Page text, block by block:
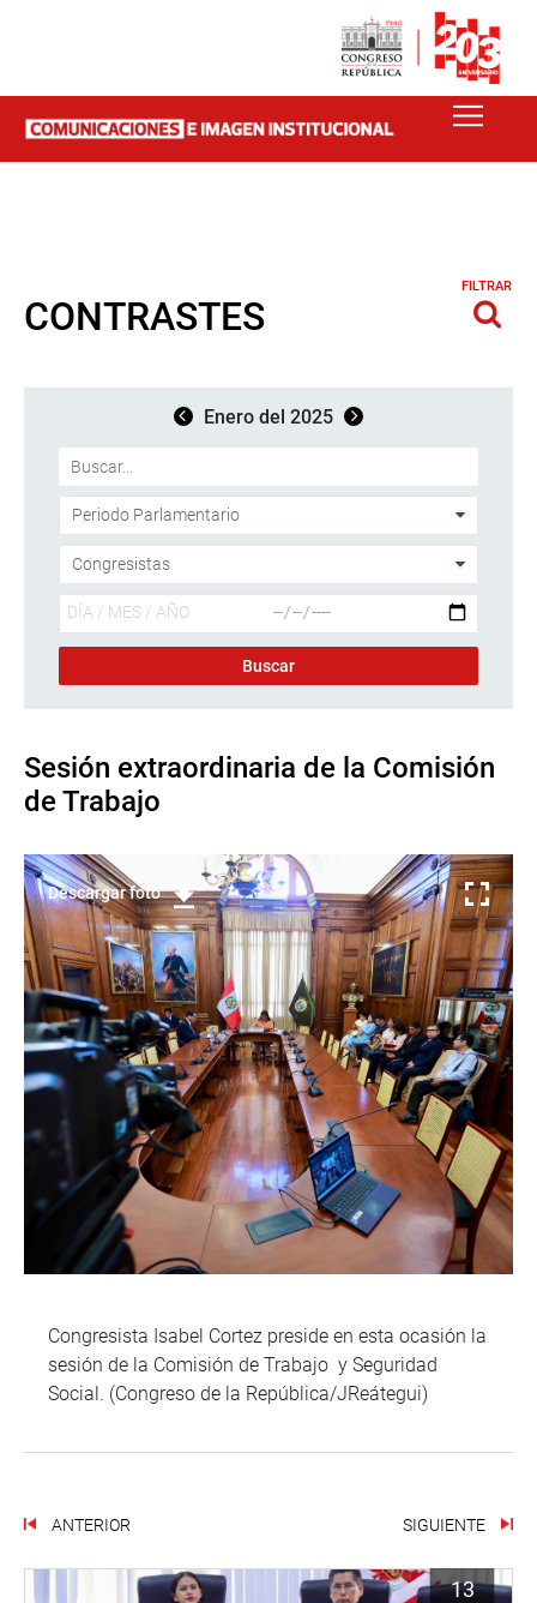
CONTRASTES
FILTRAR
Enero del 2025
Sesión extraordinaria de la Comisión
de Trabajo
Descargar foto
Congresista Isabel Cortez preside en esta ocasión la
sesión de la Comisión de Trabajo y Seguridad
Social. (Congreso de la República/JReátegui)
ANTERIOR SIGUIENTE
13